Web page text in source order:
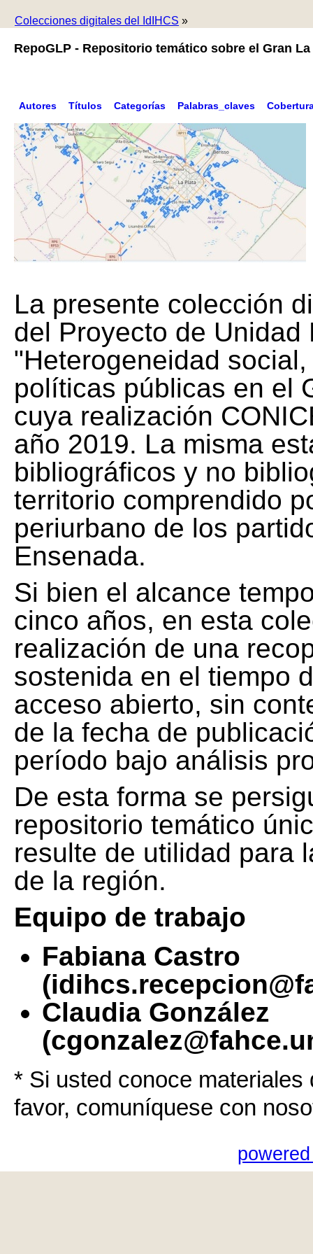
Colecciones digitales del IdIHCS »
RepoGLP - Repositorio temático sobre el Gran La
Autores Títulos Categorías Palabras_claves
La presente colección
del Proyecto de Unidad
"Heterogeneidad
políticas públicas en el
cuya realización
año 2019. La misma
bibliográficos y no
territorio comprendido
periurbano de los
Ensenada.
Si bien el alcance
cinco años, en esta
realización de una
sostenida en el tiempo
acceso abierto, sin
de la fecha de
período bajo análisis
De esta forma se
repositorio temático
resulte de utilidad para
de la región.
Equipo de trabajo
Fabiana Castro
Claudia González
* Si usted conoce
favor, comuníquese con